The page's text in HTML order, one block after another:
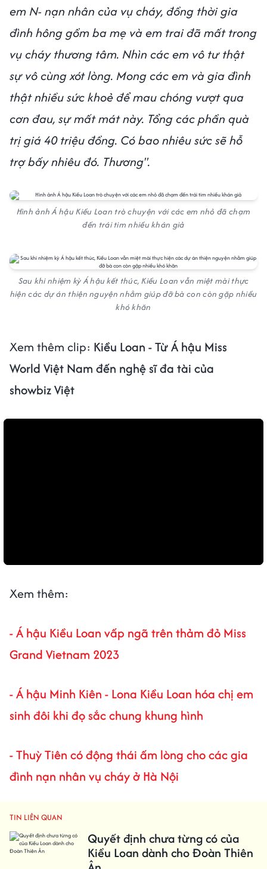
em N- nạn nhân của vụ cháy, đồng thời gia
đình hông gồm ba mẹ và em trai đã mất trong
vụ cháy thương tâm. Nhìn các em vô tư thật
sự vô cùng xót lòng. Mong các em và gia đình
thật nhiều sức khoẻ để mau chóng vượt qua
cơn đau, sự mất mát này. Tổng các phần quà
trị giá 40 triệu đồng. Có bao nhiêu sức sẽ hỗ
trợ bấy nhiêu đó. Thương".
Hình ảnh Á hậu Kiều Loan trò chuyện với các em nhỏ đã chạm
đến trái tim nhiều khán giả
Sau khi nhiệm kỳ Á hậu kết thúc, Kiều Loan vẫn miệt mài thực
hiện các dự án thiện nguyện nhằm giúp đỡ bà con còn gặp nhiều
khó khăn
Xem thêm clip: Kiều Loan - Từ Á hậu Miss
World Việt Nam đến nghệ sĩ đa tài của
showbiz Việt
Xem thêm:
-Á hậu Kiều Loan vấp ngã trên thảm đỏ Miss
Grand Vietnam 2023
-Á hậu Minh Kiên - Lona Kiều Loan hóa chị em
sinh đôi khi đọ sắc chung khung hình
-Thuỳ Tiên có động thái ấm lòng cho các gia
đình nạn nhân vụ cháy ở Hà Nội
TIN LIÊN QUAN
Quyết định chưa từng có của
Kiều Loan dành cho Đoàn Thiên